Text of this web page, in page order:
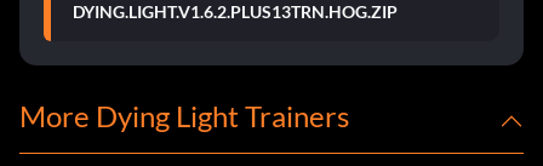
DYING.LIGHT.V1.6.2.PLUS13TRN.HOG.ZIP
More Dying Light Trainers